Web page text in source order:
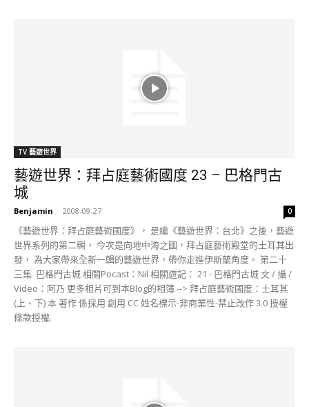
TV.藝遊世界
藝遊世界：拜占庭藝術國度 23 – 巴格門古
城
Benjamin - 2008-09-27 0
《藝遊世界：拜占庭藝術國度》， 是繼《藝遊世界：台北》之後，藝遊
世界系列的第二輯， 今次是向地中海之國，拜占庭藝術殿堂的土耳其出
發， 為大家帶來全新一輯的藝遊世界，帶你走進伊斯蘭角度。 第二十
三集 巴格門古城 相關Pocast：Nil 相關遊記： 21 - 巴格門古城 文 / 攝 /
Video：阿乃 更多相片可到本Blog的相簿 --> 拜占庭藝術國度：土耳其
(上、下) 本 著作 係採用 創用 CC 姓名標示-非商業性-禁止改作 3.0 授權
條款授權.